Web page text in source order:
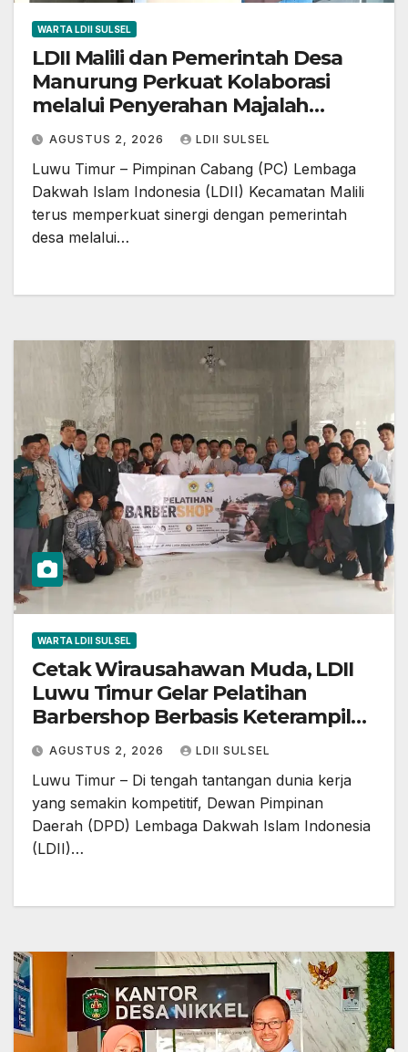
WARTA LDII SULSEL
LDII Malili dan Pemerintah Desa
Manurung Perkuat Kolaborasi
melalui Penyerahan Majalah
Nuansa
AGUSTUS 2, 2026 LDII SULSEL
Luwu Timur – Pimpinan Cabang (PC) Lembaga
Dakwah Islam Indonesia (LDII) Kecamatan Malili
terus memperkuat sinergi dengan pemerintah
desa melalui…
WARTA LDII SULSEL
Cetak Wirausahawan Muda, LDII
Luwu Timur Gelar Pelatihan
Barbershop Berbasis Keterampilan
Praktis
AGUSTUS 2, 2026 LDII SULSEL
Luwu Timur – Di tengah tantangan dunia kerja
yang semakin kompetitif, Dewan Pimpinan
Daerah (DPD) Lembaga Dakwah Islam Indonesia
(LDII)…